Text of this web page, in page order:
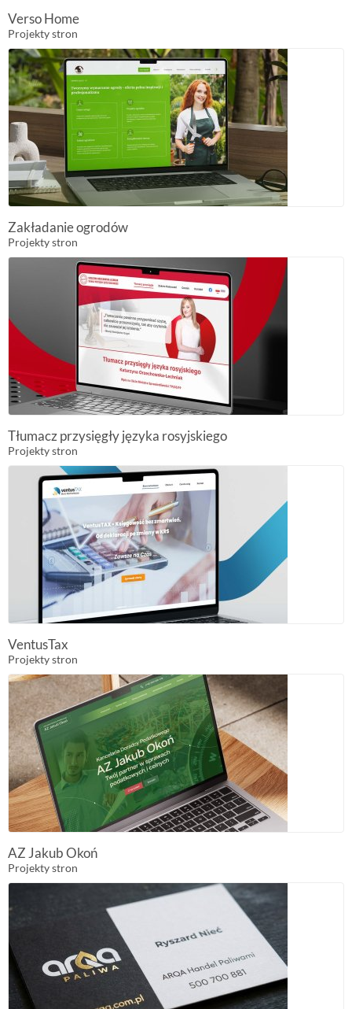
Verso Home
Projekty stron
Zakładanie ogrodów
Projekty stron
Tłumacz przysięgły języka rosyjskiego
Projekty stron
VentusTax
Projekty stron
AZ Jakub Okoń
Projekty stron